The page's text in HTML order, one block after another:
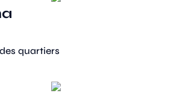
quartiers